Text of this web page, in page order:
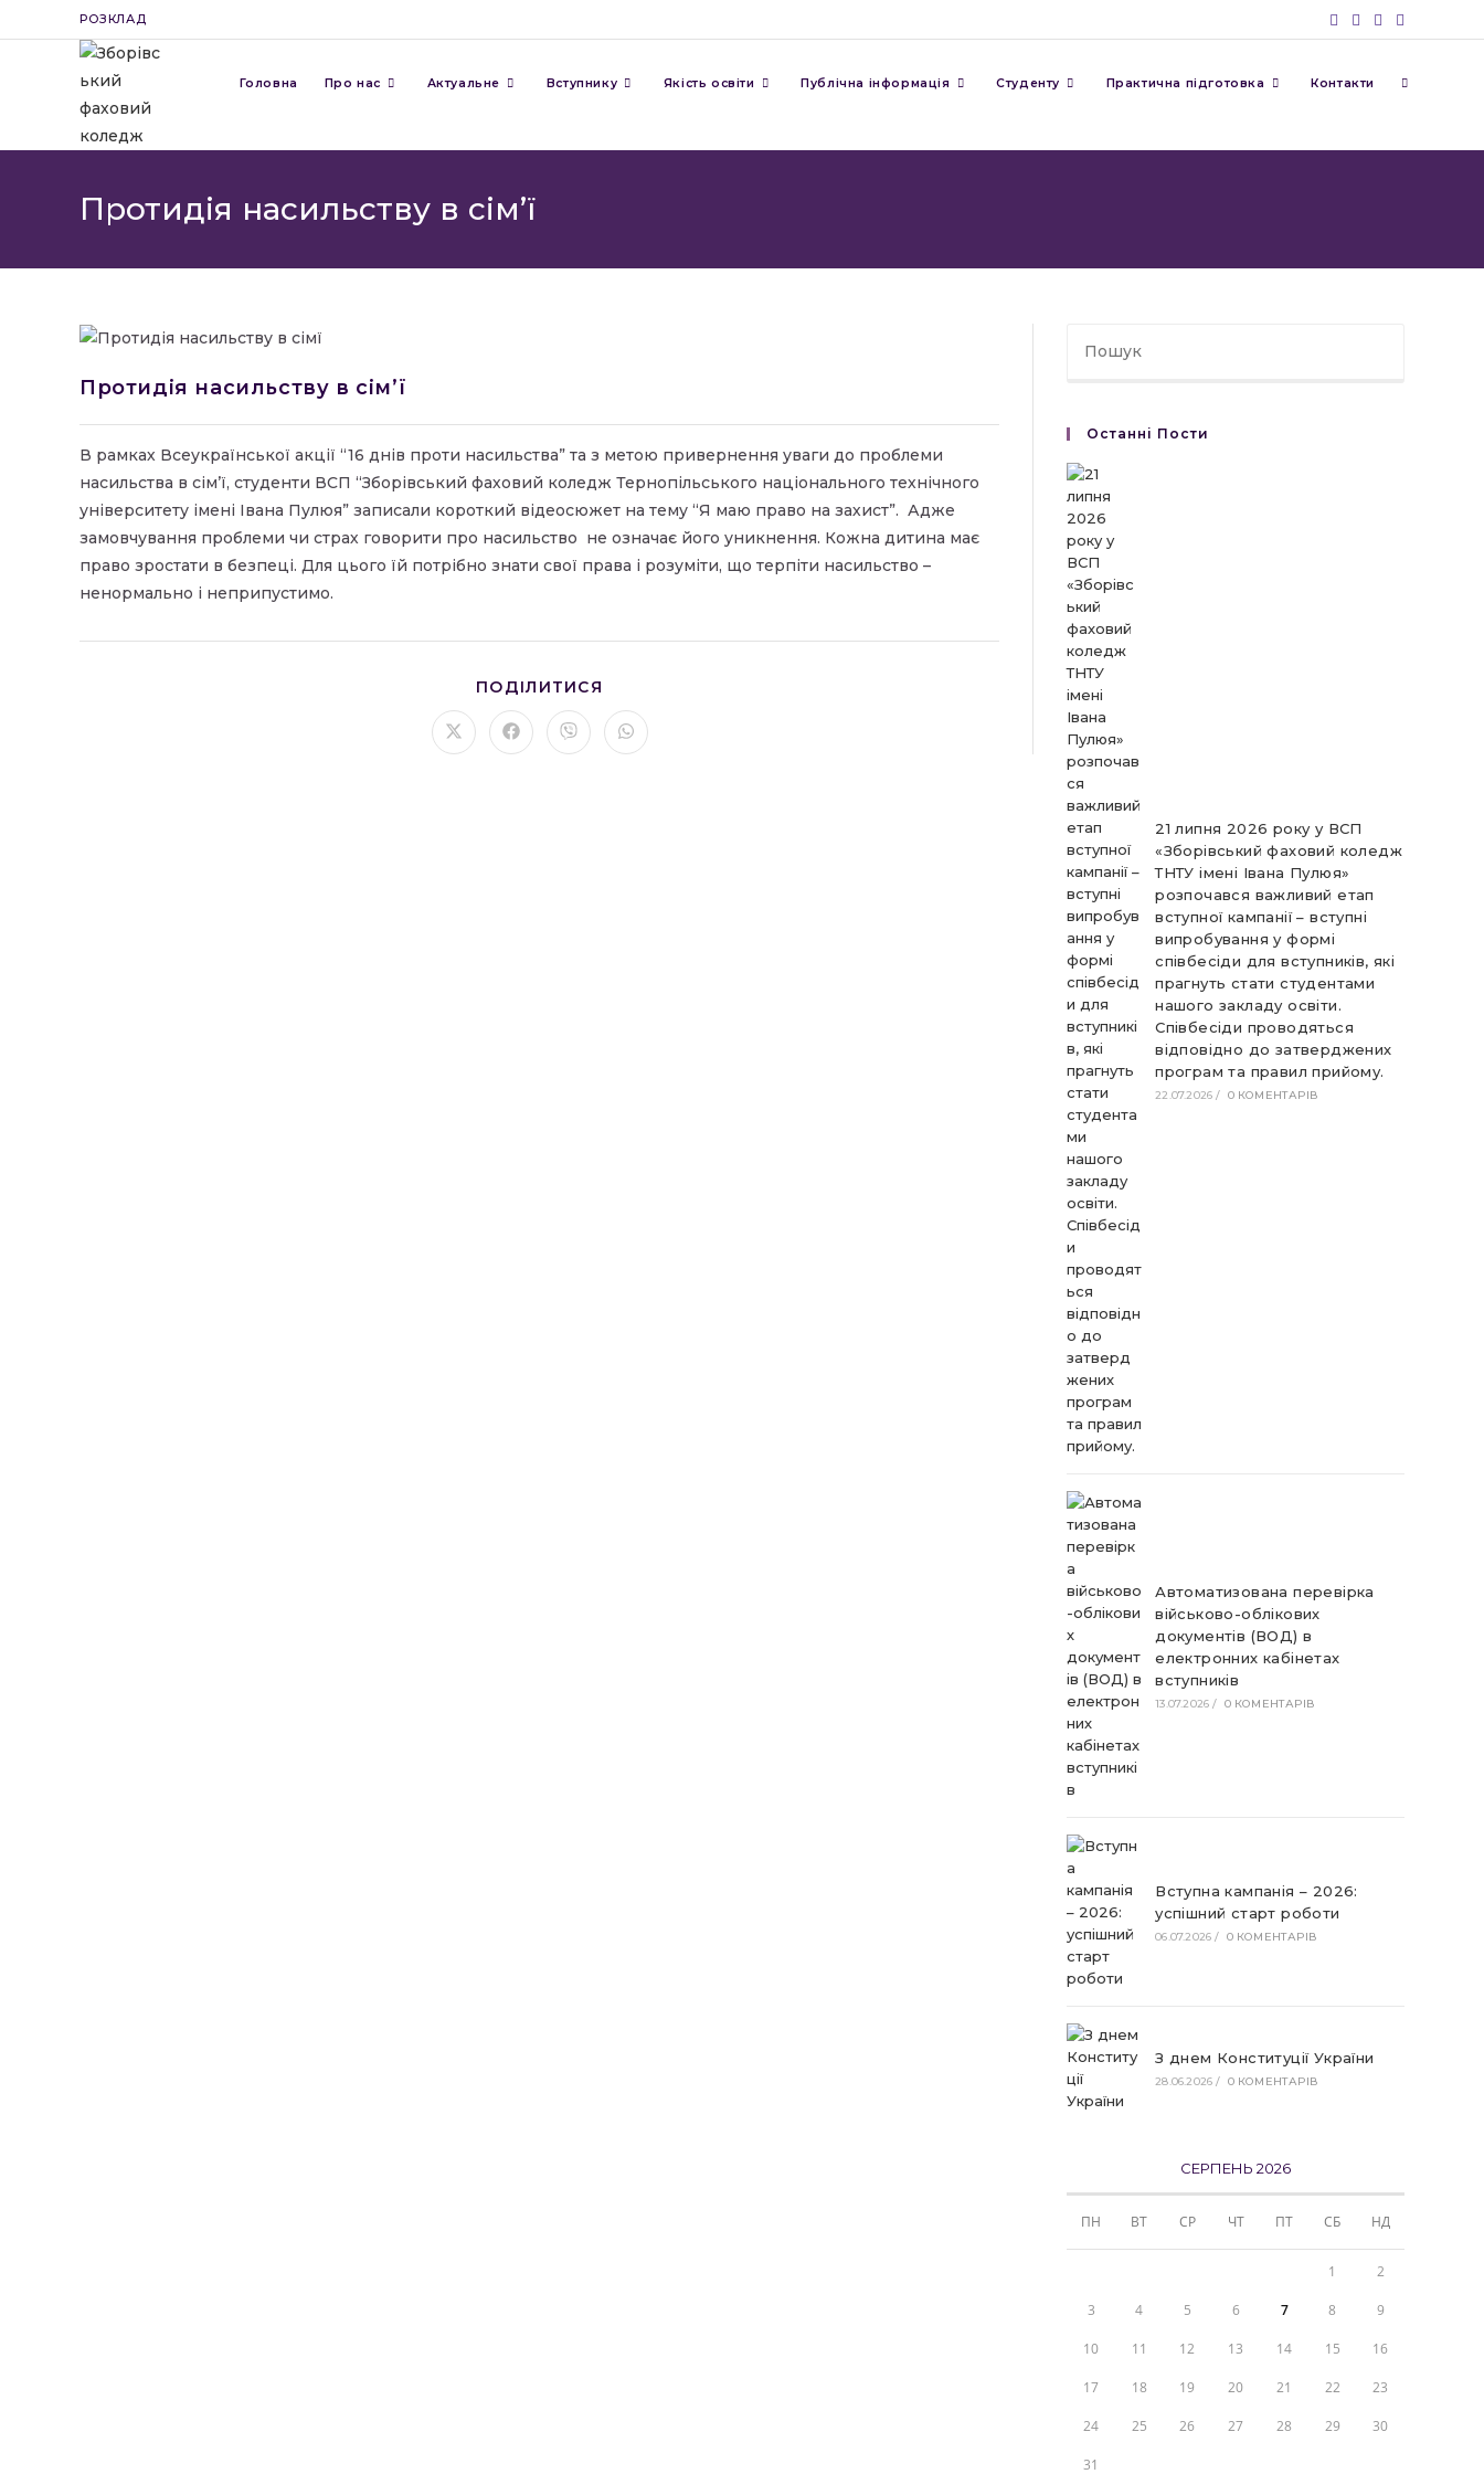
до
РОЗКЛАД
Головна Про нас Актуальне Вступнику Якість освіти Публічна інформація Студенту Практична підготовка Контакти
Протидія насильству в сім’ї
Протидія насильству в сім’ї
В рамках Всеукраїнської акції “16 днів проти насильства” та з метою привернення уваги до проблеми
насильства в сім’ї, студенти ВСП “Зборівський фаховий коледж Тернопільського національного технічного
університету імені Івана Пулюя” записали короткий відеосюжет на тему “Я маю право на захист”. Адже
замовчування проблеми чи страх говорити про насильство не означає його уникнення. Кожна дитина має
право зростати в безпеці. Для цього їй потрібно знати свої права і розуміти, що терпіти насильство –
ненормально і неприпустимо.
ПОДІЛИТИСЯ
ЦИМ
ВМІСТОМ
Відкрити
в
Відкрити
в
Відкрити
в
Відкрити
в
Останні Пости
21 липня 2026 року у ВСП
«Зборівський фаховий коледж
ТНТУ імені Івана Пулюя»
розпочався важливий етап
вступної кампанії – вступні
випробування у формі
співбесіди для вступників, які
прагнуть стати студентами
нашого закладу освіти.
Співбесіди проводяться
відповідно до затверджених
програм та правил прийому.
22.07.2026 / 0 КОМЕНТАРІВ
Автоматизована перевірка
військово-облікових
документів (ВОД) в
електронних кабінетах
вступників
13.07.2026 / 0 КОМЕНТАРІВ
Вступна кампанія – 2026:
успішний старт роботи
06.07.2026 / 0 КОМЕНТАРІВ
З днем Конституції України
28.06.2026 / 0 КОМЕНТАРІВ
СЕРПЕНЬ 2026
ПН ВТ СР ЧТ ПТ СБ НД
1 2
3 4 5 6 7 8 9
10 11 12 13 14 15 16
17 18 19 20 21 22 23
24 25 26 27 28 29 30
31